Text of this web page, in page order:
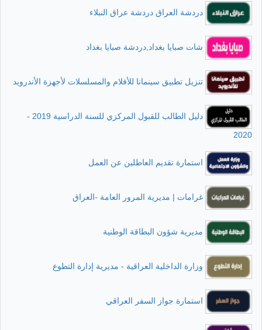
دردشة العراق دردشة عراق النبلاء
شات صبايا بغداد,دردشة صبايا بغداد
تنزيل تطبيق سينمانا للأفلام والمسلسلات لأجهزة الأندرويد
دليل الطالب للقبول المركزي للسنة الدراسية 2019 -
2020
استمارة تقديم العاطلين عن العمل
غرامات | مديرية المرور العامة -العراق
مديرية شؤون البطاقة الوطنية
وزارة الداخلية العراقية - مديرية إدارة التطوع
استمارة جواز السفر العراقي